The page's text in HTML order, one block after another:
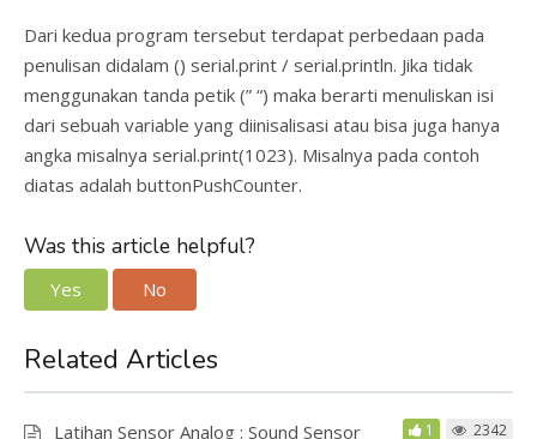
Dari kedua program tersebut terdapat perbedaan pada
penulisan didalam () serial.print / serial.println. Jika tidak
menggunakan tanda petik (” “) maka berarti menuliskan isi
dari sebuah variable yang diinisalisasi atau bisa juga hanya
angka misalnya serial.print(1023). Misalnya pada contoh
diatas adalah buttonPushCounter.
Was this article helpful?
Yes No
Related Articles
Latihan Sensor Analog : Sound Sensor 1 2342